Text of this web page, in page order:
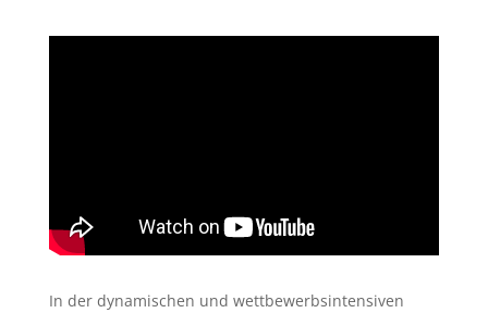
In der dynamischen und wettbewerbsintensiven